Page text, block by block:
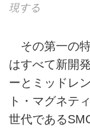
現する
その第一の
はすべて新開
ーとミッドレ
ト・マグネテ
世代である